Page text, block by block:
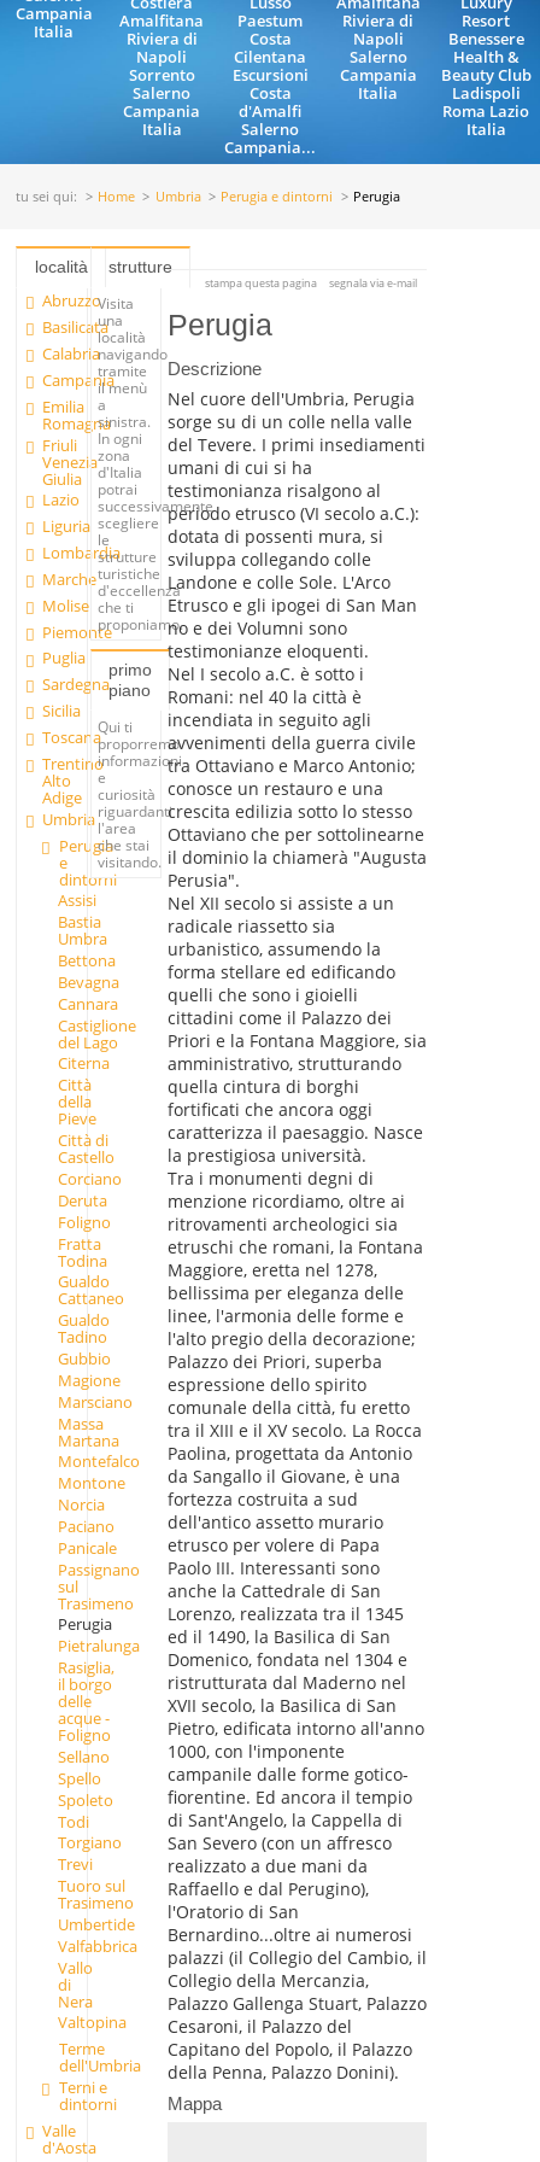
Campania
Italia
Amalfitana
Riviera di
Napoli
Sorrento
Salerno
Campania
Italia
Paestum
Costa
Cilentana
Escursioni
Costa
d'Amalfi
Salerno
Campania...
Riviera di
Napoli
Salerno
Campania
Italia
Resort
Benessere
Health &
Beauty Club
Ladispoli
Roma Lazio
Italia
tu sei qui: Home Umbria Perugia e dintorni Perugia
località
Abruzzo
Basilicata
Calabria
Campania
Emilia
Romagna
Friuli
Venezia
Giulia
Lazio
Liguria
Lombardia
Marche
Molise
Piemonte
Puglia
Sardegna
Sicilia
Toscana
Trentino
Alto
Adige
Umbria
Perugia
e
dintorni
Assisi
Bastia
Umbra
Bettona
Bevagna
Cannara
Castiglione
del Lago
Citerna
Città
della
Pieve
Città di
Castello
Corciano
Deruta
Foligno
Fratta
Todina
Gualdo
Cattaneo
Gualdo
Tadino
Gubbio
Magione
Marsciano
Massa
Martana
Montefalco
Montone
Norcia
Paciano
Panicale
Passignano
sul
Trasimeno
Perugia
Pietralunga
Rasiglia,
il borgo
delle
acque -
Foligno
Sellano
Spello
Spoleto
Todi
Torgiano
Trevi
Tuoro sul
Trasimeno
Umbertide
Valfabbrica
Vallo
di
Nera
Valtopina
Terme
dell'Umbria
Terni e
dintorni
Valle
d'Aosta
strutture
Visita
una
località
navigando
tramite
il menù
a
sinistra.
In ogni
zona
d'Italia
potrai
successivamente
scegliere
le
strutture
turistiche
d'eccellenza
che ti
proponiamo.
primo
piano
Qui ti
proporremo
informazioni
e
curiosità
riguardanti
l'area
che stai
visitando.
stampa questa pagina segnala via e-mail
Perugia
Descrizione
Nel cuore dell'Umbria, Perugia
sorge su di un colle nella valle
del Tevere. I primi insediamenti
umani di cui si ha
testimonianza risalgono al
periodo etrusco (VI secolo a.C.):
dotata di possenti mura, si
sviluppa collegando colle
Landone e colle Sole. L'Arco
Etrusco e gli ipogei di San Man
no e dei Volumni sono
testimonianze eloquenti.
Nel I secolo a.C. è sotto i
Romani: nel 40 la città è
incendiata in seguito agli
avvenimenti della guerra civile
tra Ottaviano e Marco Antonio;
conosce un restauro e una
crescita edilizia sotto lo stesso
Ottaviano che per sottolinearne
il dominio la chiamerà "Augusta
Perusia".
Nel XII secolo si assiste a un
radicale riassetto sia
urbanistico, assumendo la
forma stellare ed edificando
quelli che sono i gioielli
cittadini come il Palazzo dei
Priori e la Fontana Maggiore, sia
amministrativo, strutturando
quella cintura di borghi
fortificati che ancora oggi
caratterizza il paesaggio. Nasce
la prestigiosa università.
Tra i monumenti degni di
menzione ricordiamo, oltre ai
ritrovamenti archeologici sia
etruschi che romani, la Fontana
Maggiore, eretta nel 1278,
bellissima per eleganza delle
linee, l'armonia delle forme e
l'alto pregio della decorazione;
Palazzo dei Priori, superba
espressione dello spirito
comunale della città, fu eretto
tra il XIII e il XV secolo. La Rocca
Paolina, progettata da Antonio
da Sangallo il Giovane, è una
fortezza costruita a sud
dell'antico assetto murario
etrusco per volere di Papa
Paolo III. Interessanti sono
anche la Cattedrale di San
Lorenzo, realizzata tra il 1345
ed il 1490, la Basilica di San
Domenico, fondata nel 1304 e
ristrutturata dal Maderno nel
XVII secolo, la Basilica di San
Pietro, edificata intorno all'anno
1000, con l'imponente
campanile dalle forme gotico-
fiorentine. Ed ancora il tempio
di Sant'Angelo, la Cappella di
San Severo (con un affresco
realizzato a due mani da
Raffaello e dal Perugino),
l'Oratorio di San
Bernardino...oltre ai numerosi
palazzi (il Collegio del Cambio, il
Collegio della Mercanzia,
Palazzo Gallenga Stuart, Palazzo
Cesaroni, il Palazzo del
Capitano del Popolo, il Palazzo
della Penna, Palazzo Donini).
Mappa